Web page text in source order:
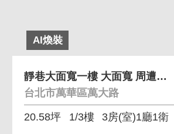
AI煥裝
靜巷大面寬一樓 大面寬 周遭機能完善
台北市萬華區萬大路
20.58坪 1/3樓 3房(室)1廳1衛